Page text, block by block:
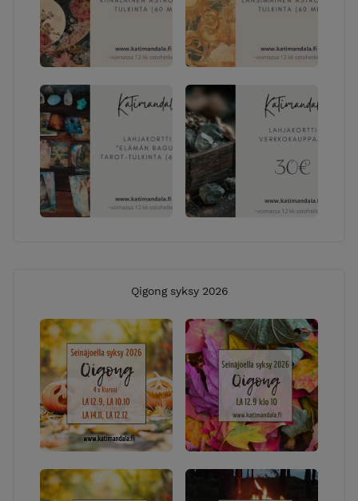
Qigong syksy 2026